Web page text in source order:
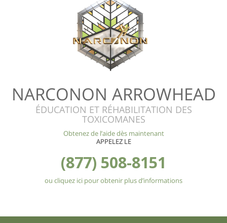
NARCONON ARROWHEAD
ÉDUCATION ET RÉHABILITATION DES
TOXICOMANES
Obtenez de l’aide dès maintenant
APPELEZ LE
(877) 508-8151
ou cliquez ici pour obtenir plus d’informations